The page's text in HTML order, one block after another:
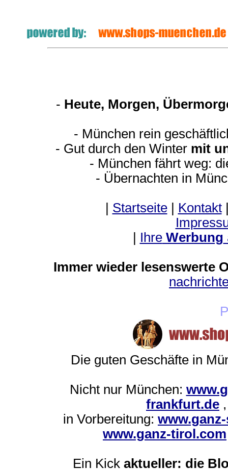
- Heute, Morgen,
- München rein
- Gut durch den Winter mit
- München fährt weg:
- Übernachten in
Startseite| Kontakt
IhreWerbung
Immer wieder lesenswerte
Die guten Geschäfte in
Nicht nur München:
frankfurt.de
in Vorbereitung:
www.ganz-tirol.com
Ein Kick aktueller: die